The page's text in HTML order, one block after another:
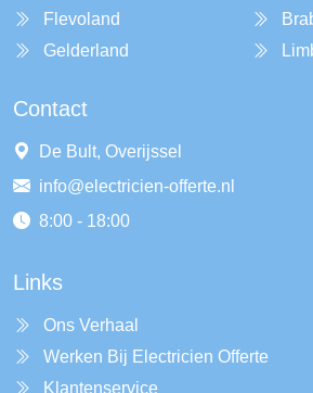
Flevoland
Gelderland
Contact
De Bult, Overijssel
info@electricien-offerte.nl
8:00 - 18:00
Links
Ons Verhaal
Werken Bij Electricien Offerte
Klantenservice